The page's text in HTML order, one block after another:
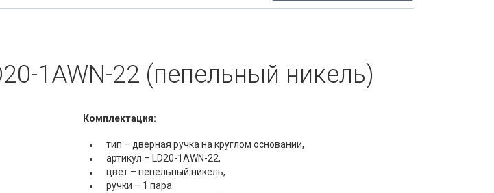
1AWN-22 (пепельный никель)
Комплектация:
тип – дверная ручка на круглом основании,
артикул – LD20-1AWN-22,
цвет – пепельный никель,
ручки – 1 пара